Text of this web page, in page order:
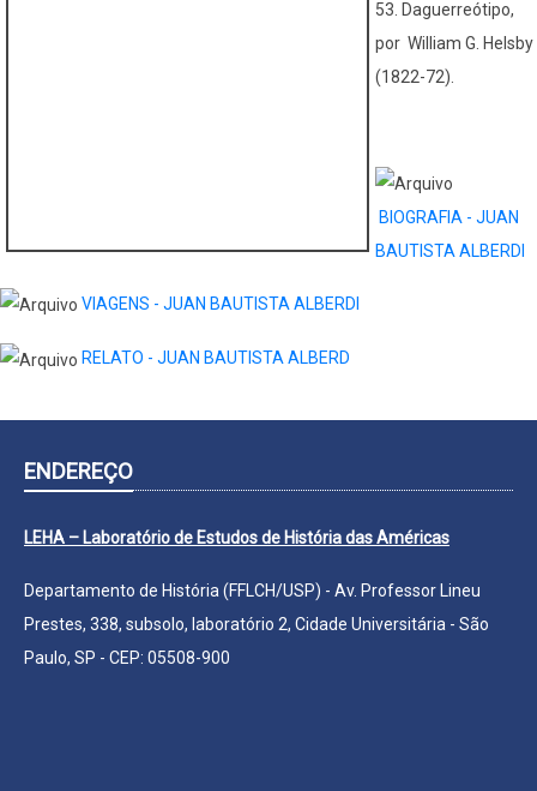
53. Daguerreótipo,
por William G. Helsby
(1822-72).
BIOGRAFIA - JUAN
BAUTISTA ALBERDI
VIAGENS - JUAN BAUTISTA ALBERDI
RELATO - JUAN BAUTISTA ALBERD
ENDEREÇO
LEHA – Laboratório de Estudos de História das Américas
Departamento de História (FFLCH/USP) - Av. Professor Lineu
Prestes, 338, subsolo, laboratório 2, Cidade Universitária - São
Paulo, SP - CEP: 05508-900